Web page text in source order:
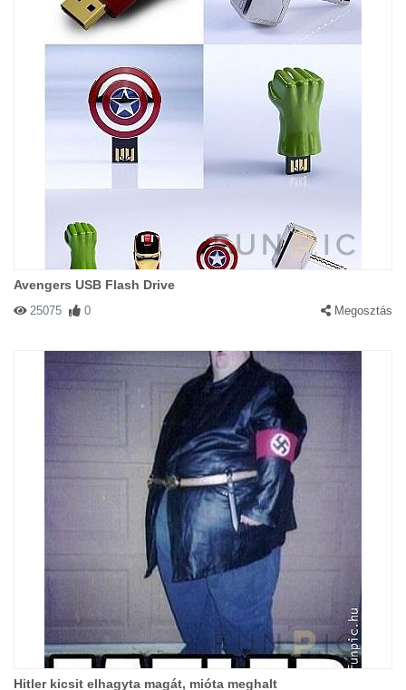
Avengers USB Flash Drive
25075 0 Megosztás
Hitler kicsit elhagyta magát, mióta meghalt